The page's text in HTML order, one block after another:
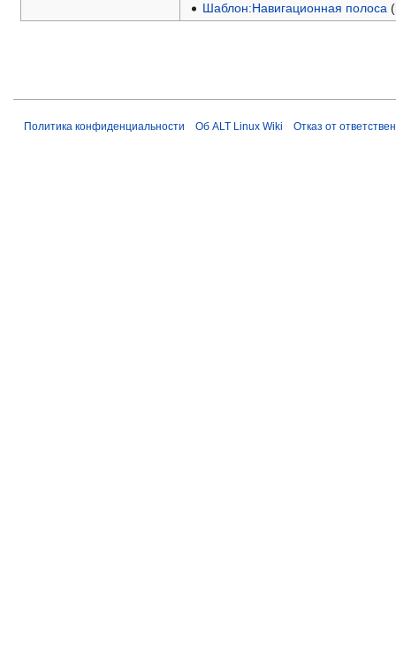
Шаблон:Навигационная полоса (
Политика конфиденциальности Об ALT Linux Wiki Отказ от